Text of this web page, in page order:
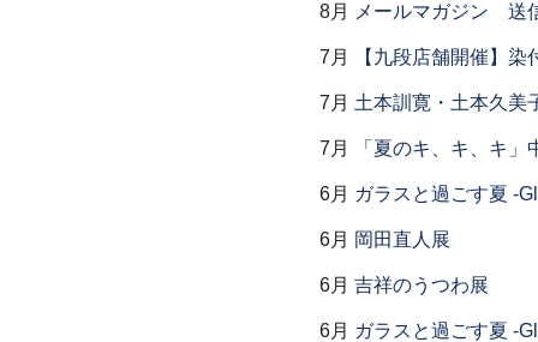
8月 メールマガジン 送
7月 【九段店舗開催】染
7月 土本訓寛・土本久美
7月 「夏のキ、キ、キ
6月 ガラスと過ごす夏 -
6月 岡田直人展
6月 吉祥のうつわ展
6月 ガラスと過ごす夏 -